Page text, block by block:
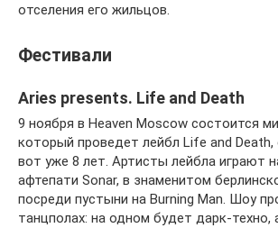
отселения его жильцов.
Фестивали
Aries presents. Life and Death
9 ноября в Heaven Moscow состоится
который проведет лейбл Life and
вот уже 8 лет. Артисты лейбла играют
афтепати Sonar, в знаменитом
посреди пустыни на Burning Man. Шоу
танцполах: на одном будет дарк-